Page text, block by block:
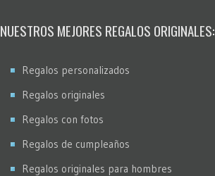
NUESTROS MEJORES REGALOS ORIGINALES:
Regalos personalizados
Regalos originales
Regalos con fotos
Regalos de cumpleaños
Regalos originales para hombres